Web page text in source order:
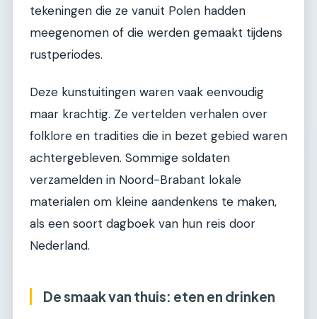
tekeningen die ze vanuit Polen hadden
meegenomen of die werden gemaakt tijdens
rustperiodes.
Deze kunstuitingen waren vaak eenvoudig
maar krachtig. Ze vertelden verhalen over
folklore en tradities die in bezet gebied waren
achtergebleven. Sommige soldaten
verzamelden in Noord-Brabant lokale
materialen om kleine aandenkens te maken,
als een soort dagboek van hun reis door
Nederland.
De smaak van thuis: eten en drinken